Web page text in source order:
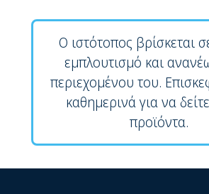
Ο ιστότοπος βρίσκεται
εμπλουτισμό και
περιεχομένου του.
καθημερινά για να
προϊόντα.